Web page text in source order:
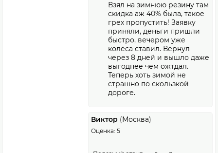
Взял на зимнюю резину там
скидка аж 40% была, такое
грех пропустить! Заявку
приняли, деньги пришли
быстро, вечером уже
колёса ставил. Вернул
через 8 дней и вышло даже
выгоднее чем ожтдал.
Теперь хоть зимой не
страшно по скользкой
дороге.
Виктор (Москва)
Оценка: 5